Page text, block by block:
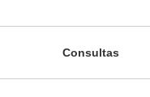
Consultas